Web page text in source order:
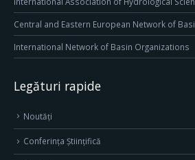
Central and Eastern European Network of
International Network of Basin Organizations
Legături rapide
Noutăți
Conferința Științifică